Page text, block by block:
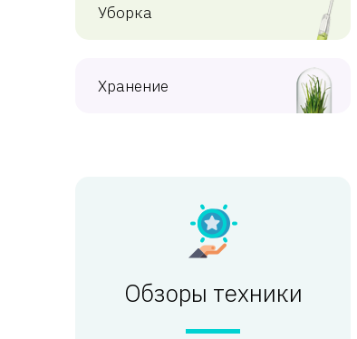
Уборка
Хранение
Обзоры техники